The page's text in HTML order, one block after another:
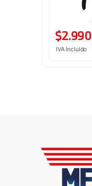
$2.990
IVA Incluido